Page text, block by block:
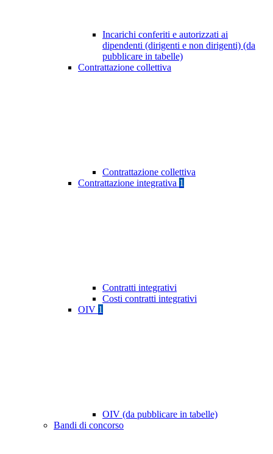
Incarichi conferiti e autorizzati ai
dipendenti (dirigenti e non dirigenti) (da
pubblicare in tabelle)
Contrattazione collettiva
Contrattazione collettiva
Contrattazione integrativa 1
Contratti integrativi
Costi contratti integrativi
OIV 1
OIV (da pubblicare in tabelle)
Bandi di concorso